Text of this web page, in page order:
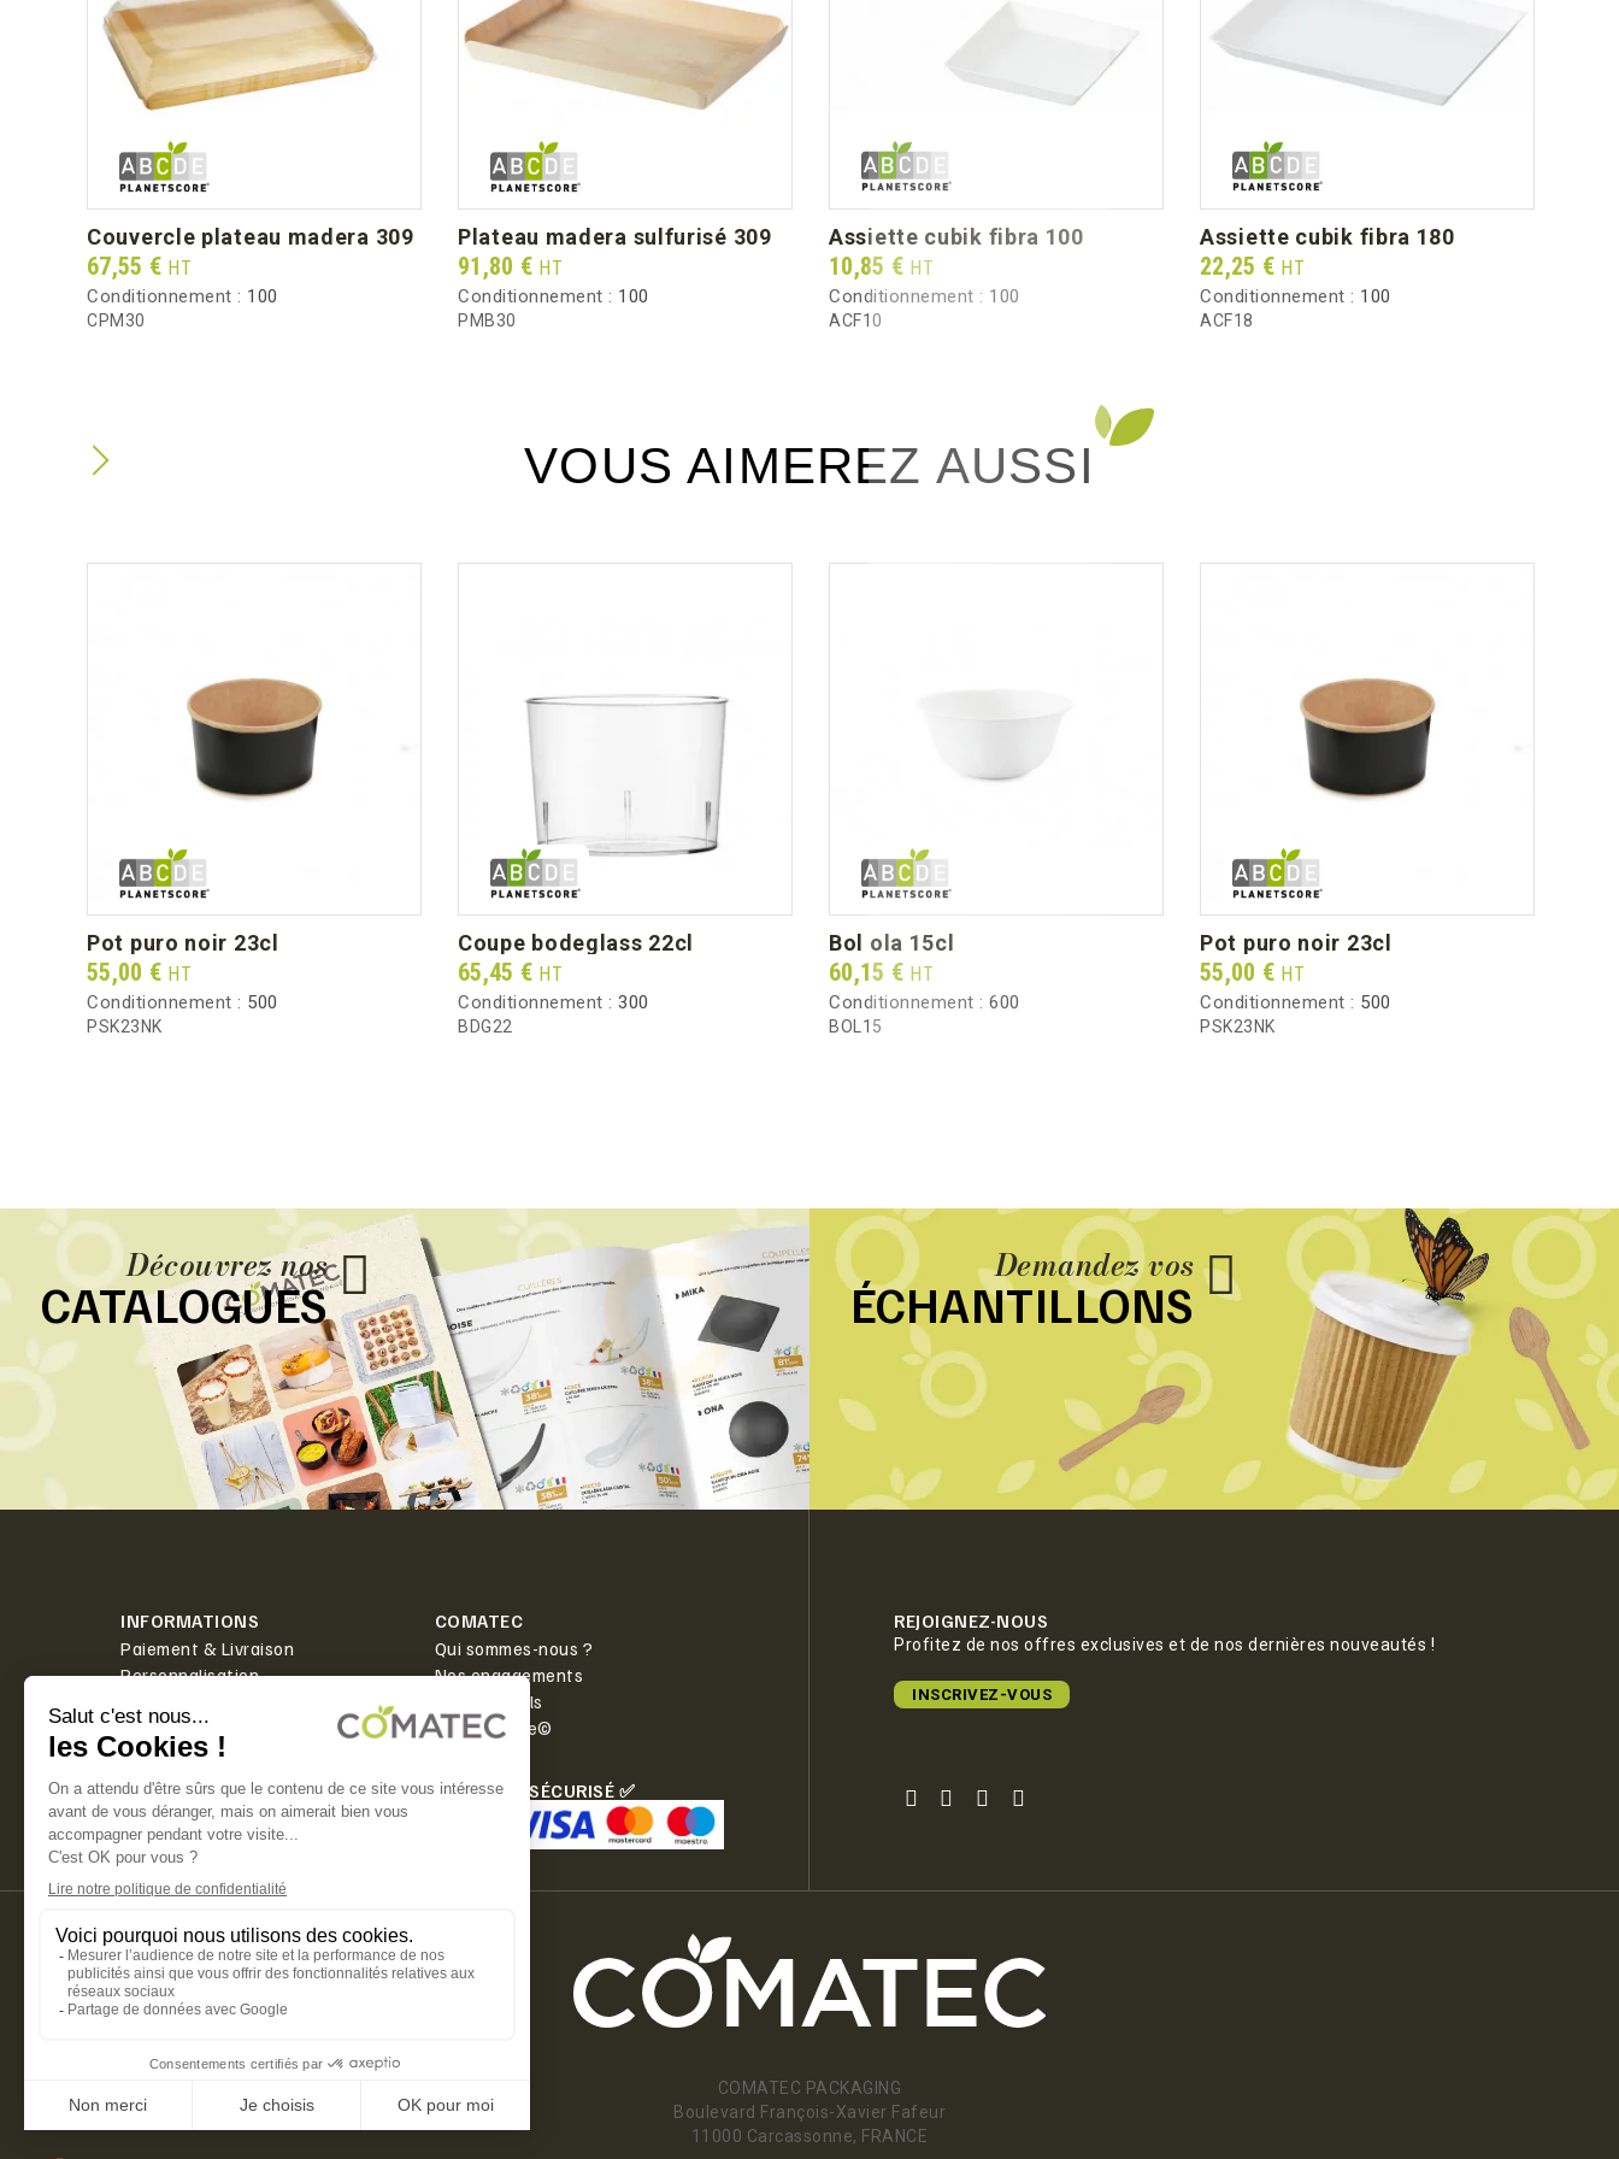
Diamètre Ø mm (dimension unitaire)
Poids brut au carton (kg)
couvercle plateau madera 309
Prix
67,55 € HT
Conditionnement : 100
CPM30
plateau madera sulfurisé 309
Prix
91,80 € HT
Conditionnement : 100
PMB30
assiette cubik fibra 100
Prix
10,85 € HT
Conditionnement : 100
ACF10
assiette cubik fibra 180
Prix
22,25 € HT
Conditionnement : 100
ACF18
VOUS AIMEREZ AUSSI
pot puro noir 23cl
Prix
55,00 € HT
Conditionnement : 500
PSK23NK
coupe bodeglass 22cl
Prix
65,45 € HT
Conditionnement : 300
BDG22
bol ola 15cl
Prix
60,15 € HT
Conditionnement : 600
BOL15
pot puro noir 23cl
Prix
55,00 € HT
Conditionnement : 500
PSK23NK
Découvrez nos
CATALOGUES
Demandez vos
ÉCHANTILLONS
INFORMATIONS
Paiement & Livraison
Personnalisation
Contact
COMATEC
Qui sommes-nous ?
Nos engagements
Boîte à outils
PlanetScore©
LIVRAISON
Offerte dès 350€ HT d'achat.
PAIEMENT SÉCURISÉ ✅
REJOIGNEZ-NOUS
Profitez de nos offres exclusives et de nos dernières nouveautés !
INSCRIVEZ-VOUS
COMATEC PACKAGING
Boulevard François-Xavier Fafeur
11000 Carcassonne, FRANCE